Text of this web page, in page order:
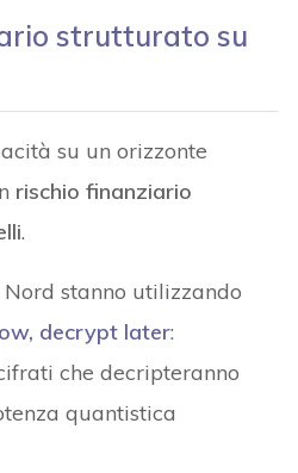
strutturato su
su un orizzonte
rischio finanziario
.
stanno utilizzando
decrypt later:
che decripteranno
quantistica